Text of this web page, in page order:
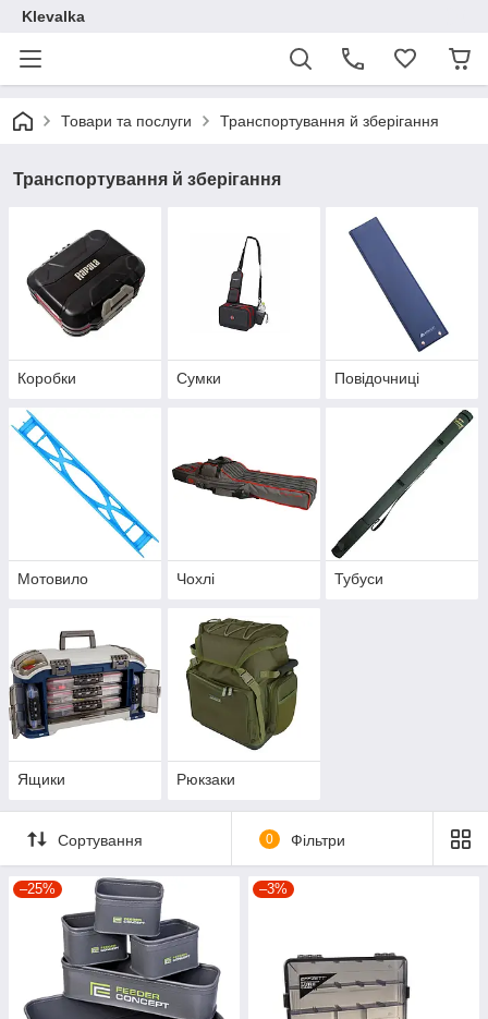
Klevalka
Товари та послуги Транспортування й зберігання
Транспортування й зберігання
Коробки Сумки Повідочниці
Мотовило Чохлі Тубуси
Ящики Рюкзаки
Сортування 0 Фільтри
–25% –3%